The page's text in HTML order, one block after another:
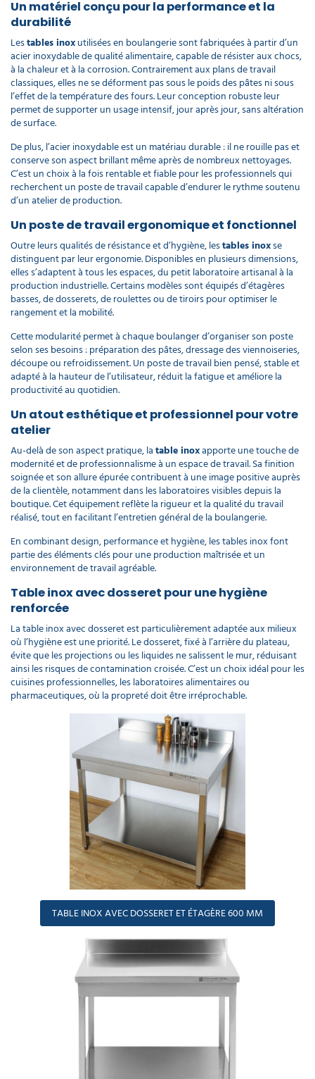
Un matériel conçu pour la performance et la
durabilité
Lestables inoxutilisées en boulangerie sont fabriquées à partir d’un
acier inoxydable de qualité alimentaire, capable de résister aux chocs,
à la chaleur et à la corrosion. Contrairement aux plans de travail
classiques, elles ne se déforment pas sous le poids des pâtes ni sous
l’effet de la température des fours. Leur conception robuste leur
permet de supporter un usage intensif, jour après jour, sans altération
de surface.
De plus, l’acier inoxydable est un matériau durable : il ne rouille pas et
conserve son aspect brillant même après de nombreux nettoyages.
C’est un choix à la fois rentable et fiable pour les professionnels qui
recherchent un poste de travail capable d’endurer le rythme soutenu
d’un atelier de production.
Un poste de travail ergonomique et fonctionnel
Outre leurs qualités de résistance et d’hygiène, lestables inoxse
distinguent par leur ergonomie. Disponibles en plusieurs dimensions,
elles s’adaptent à tous les espaces, du petit laboratoire artisanal à la
production industrielle. Certains modèles sont équipés d’étagères
basses, de dosserets, de roulettes ou de tiroirs pour optimiser le
rangement et la mobilité.
Cette modularité permet à chaque boulanger d’organiser son poste
selon ses besoins : préparation des pâtes, dressage des viennoiseries,
découpe ou refroidissement. Un poste de travail bien pensé, stable et
adapté à la hauteur de l’utilisateur, réduit la fatigue et améliore la
productivité au quotidien.
Un atout esthétique et professionnel pour votre
atelier
Au-delà de son aspect pratique, latable inoxapporte une touche de
modernité et de professionnalisme à un espace de travail. Sa finition
soignée et son allure épurée contribuent à une image positive auprès
de la clientèle, notamment dans les laboratoires visibles depuis la
boutique. Cet équipement reflète la rigueur et la qualité du travail
réalisé, tout en facilitant l’entretien général de la boulangerie.
En combinant design, performance et hygiène, les tables inox font
partie des éléments clés pour une production maîtrisée et un
environnement de travail agréable.
Table inox avec dosseret pour une hygiène
renforcée
La table inox avec dosseret est particulièrement adaptée aux milieux
où l’hygiène est une priorité. Le dosseret, fixé à l’arrière du plateau,
évite que les projections ou les liquides ne salissent le mur, réduisant
ainsi les risques de contamination croisée. C’est un choix idéal pour les
cuisines professionnelles, les laboratoires alimentaires ou
pharmaceutiques, où la propreté doit être irréprochable.
TABLE INOX AVEC DOSSERET ET ÉTAGÈRE 600 MM